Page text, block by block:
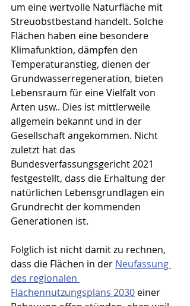
um eine wertvolle Naturfläche mit
Streuobstbestand handelt. Solche
Flächen haben eine besondere
Klimafunktion, dämpfen den
Temperaturanstieg, dienen der
Grundwasserregeneration, bieten
Lebensraum für eine Vielfalt von
Arten usw.. Dies ist mittlerweile
allgemein bekannt und in der
Gesellschaft angekommen. Nicht
zuletzt hat das
Bundesverfassungsgericht 2021
festgestellt, dass die Erhaltung der
natürlichen Lebensgrundlagen ein
Grundrecht der kommenden
Generationen ist.
Folglich ist nicht damit zu rechnen,
dass die Flächen in der Neufassung
des regionalen
Flächennutzungsplans 2030 einer